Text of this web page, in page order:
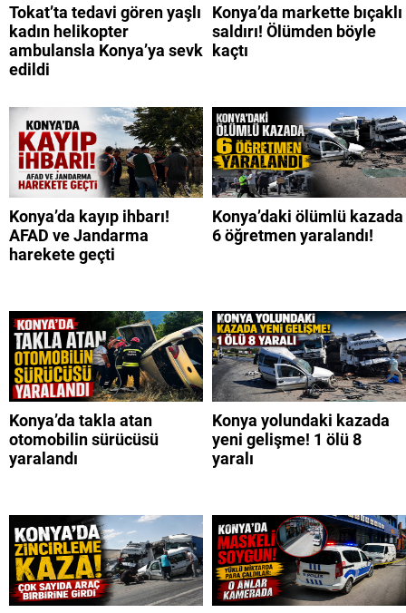
Tokat’ta tedavi gören yaşlı
kadın helikopter
ambulansla Konya’ya sevk
edildi
Konya’da markette bıçaklı
saldırı! Ölümden böyle
kaçtı
Konya’da kayıp ihbarı!
AFAD ve Jandarma
harekete geçti
Konya’daki ölümlü kazada
6 öğretmen yaralandı!
Konya’da takla atan
otomobilin sürücüsü
yaralandı
Konya yolundaki kazada
yeni gelişme! 1 ölü 8
yaralı